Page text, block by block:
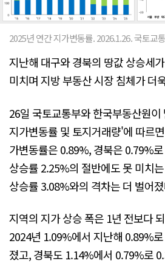
2025년 연간 지가변동률. 2026.1.26. 국토교
지난해 대구와 경북의 땅값 상승세
미치며 지방 부동산 시장 침체가 더
26일 국토교통부와 한국부동산원
지가변동률 및 토지거래량'에 따르
가변동률은 0.89%, 경북은 0.79%
상승률 2.25%의 절반에도 못 미치
상승률 3.08%와의 격차는 더 벌어
지역의 지가 상승 폭은 1년 전보다
2024년 1.09%에서 지난해 0.89%
졌고, 경북도 1.14%에서 0.79%로